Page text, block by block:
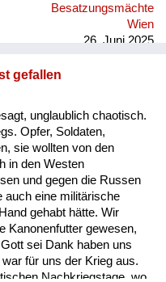
und
das ist das Schöne an
Besatzungsmächte
Wien
26. Juni 2025
gefallen
unglaublich chaotisch.
Opfer, Soldaten,
sie wollten von den
in den Westen
und gegen die Russen
auch eine militärische
gehabt hätte. Wir
Kanonenfutter gewesen,
sei Dank haben uns
für uns der Krieg aus.
Nachkriegstage, wo